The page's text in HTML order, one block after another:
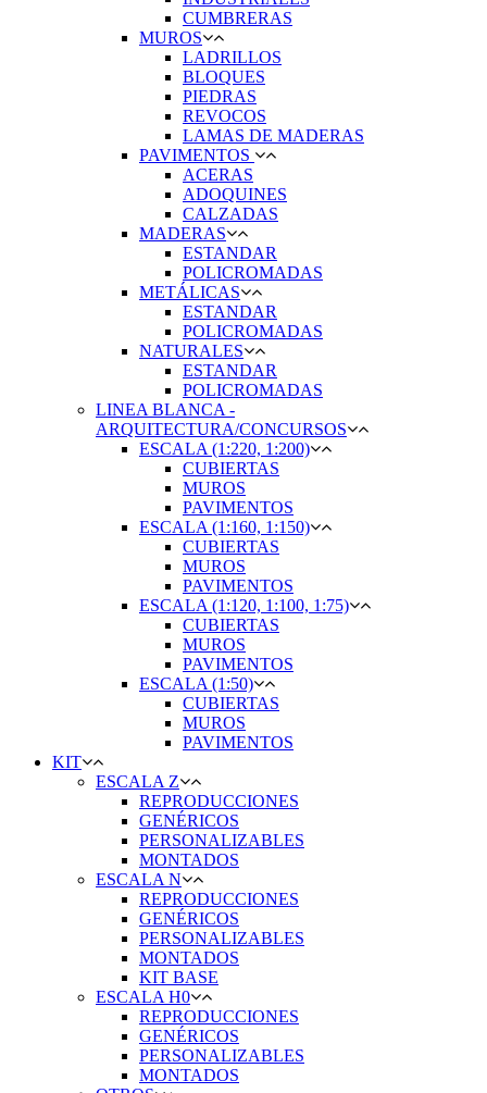
CUMBRERAS
MUROS
LADRILLOS
BLOQUES
PIEDRAS
REVOCOS
LAMAS DE MADERAS
PAVIMENTOS
ACERAS
ADOQUINES
CALZADAS
MADERAS
ESTANDAR
POLICROMADAS
METÁLICAS
ESTANDAR
POLICROMADAS
NATURALES
ESTANDAR
POLICROMADAS
LINEA BLANCA -
ARQUITECTURA/CONCURSOS
ESCALA (1:220, 1:200)
CUBIERTAS
MUROS
PAVIMENTOS
ESCALA (1:160, 1:150)
CUBIERTAS
MUROS
PAVIMENTOS
ESCALA (1:120, 1:100, 1:75)
CUBIERTAS
MUROS
PAVIMENTOS
ESCALA (1:50)
CUBIERTAS
MUROS
PAVIMENTOS
KIT
ESCALA Z
REPRODUCCIONES
GENÉRICOS
PERSONALIZABLES
MONTADOS
ESCALA N
REPRODUCCIONES
GENÉRICOS
PERSONALIZABLES
MONTADOS
KIT BASE
ESCALA H0
REPRODUCCIONES
GENÉRICOS
PERSONALIZABLES
MONTADOS